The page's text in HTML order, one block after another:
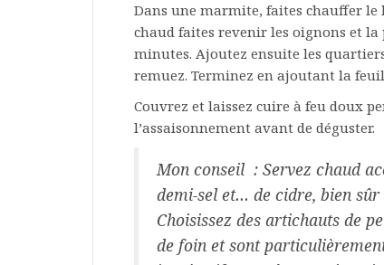
Dans une marmite, faites chauffer le
chaud faites revenir les oignons et
minutes. Ajoutez ensuite les
remuez. Terminez en ajoutant la
Couvrez et laissez cuire à feu doux
l’assaisonnement avant de déguster.
Mon conseil : Servez chaud
demi-sel et… de cidre, bien sûr
Choisissez des artichauts de
de foin et sont